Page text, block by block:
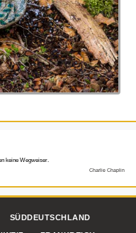
keine Wegweiser.
Charlie Chaplin
SÜDDEUTSCHLAND